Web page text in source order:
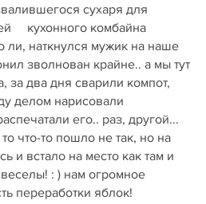
сухаря для
кухонного комбайна
ли, наткнулся мужик на наше
зволнован крайне.. а мы тут
за два дня сварили компот,
делом нарисовали
его.. раз, другой...
что-то пошло не так, но на
и встало на место как там и
: ) нам огромное
переработки яблок!